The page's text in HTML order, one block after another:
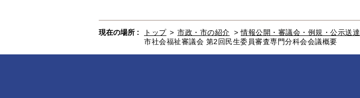
現在の場所 : トップ > 市政・市の紹介 >情報公開・審議会・例規・公示送達
市社会福祉審議会 第2回民生委員審査専門分科会会議概要